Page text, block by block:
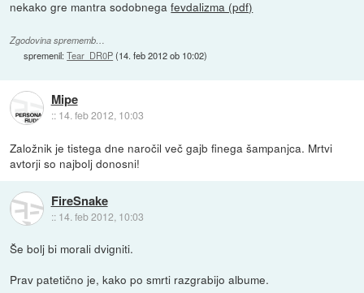
nekako gre mantra sodobnegafevdalizma (pdf)
Zgodovina sprememb…
spremenil:Tear_DR0P(14. feb 2012 ob 10:02)
Mipe
:: 14. feb 2012, 10:03
Založnik je tistega dne naročil več gajb finega šampanjca. Mrtvi
avtorji so najbolj donosni!
FireSnake
:: 14. feb 2012, 10:03
Še bolj bi morali dvigniti.
Prav patetično je, kako po smrti razgrabijo albume.